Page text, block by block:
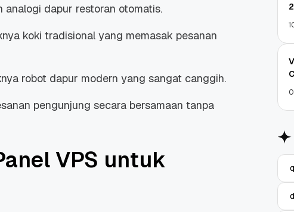
Promo
Qwords Jadi Registrar
Untungnya?
27 Jul, 2022 3
analogi dapur restoran otomatis.
koki tradisional yang memasak pesanan
robot dapur modern yang sangat canggih.
pengunjung secara bersamaan tanpa
VPS untuk